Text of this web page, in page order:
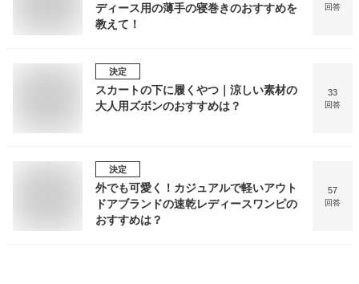
ディース用の薄手の寝巻きのおすすめを
教えて！
回答
決定
スカートの下に履くやつ｜涼しい素材の
大人用ズボンのおすすめは？
33
回答
決定
外でも可愛く！カジュアルで軽いアウト
ドアブランドの速乾レディースワンピの
おすすめは？
57
回答